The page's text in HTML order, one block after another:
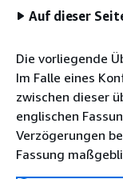
Auf dieser
Die vorliegende
Im Falle eines
zwischen dieser
englischen
Verzögerungen
Fassung